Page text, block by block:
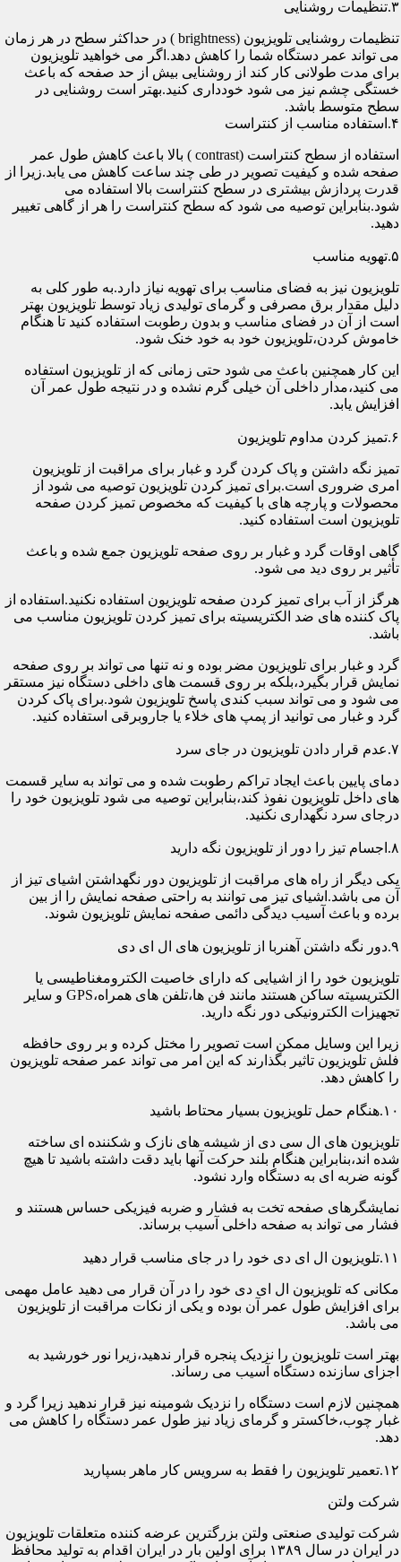
۳.تنظیمات روشنایی
تنظیمات روشنایی تلویزیون (brightness ) در حداکثر سطح در هر زمان
می تواند عمر دستگاه شما را کاهش دهد.اگر می خواهید تلویزیون
برای مدت طولانی کار کند از روشنایی بیش از حد صفحه که باعث
خستگی چشم نیز می شود خودداری کنید.بهتر است روشنایی در
سطح متوسط باشد.
۴.استفاده مناسب از کنتراست
استفاده از سطح کنتراست (contrast ) بالا باعث کاهش طول عمر
صفحه شده و کیفیت تصویر در طی چند ساعت کاهش می یابد.زیرا از
قدرت پردازش بیشتری در سطح کنتراست بالا استفاده می
شود.بنابراین توصیه می شود که سطح کنتراست را هر از گاهی تغییر
دهید.
۵.تهویه مناسب
تلویزیون نیز به فضای مناسب برای تهویه نیاز دارد.به طور کلی به
دلیل مقدار برق مصرفی و گرمای تولیدی زیاد توسط تلویزیون بهتر
است از آن در فضای مناسب و بدون رطوبت استفاده کنید تا هنگام
خاموش کردن،تلویزیون خود به خود خنک شود.
این کار همچنین باعث می شود حتی زمانی که از تلویزیون استفاده
می کنید،مدار داخلی آن خیلی گرم نشده و در نتیجه طول عمر آن
افزایش یابد.
۶.تمیز کردن مداوم تلویزیون
تمیز نگه داشتن و پاک کردن گرد و غبار برای مراقبت از تلویزیون
امری ضروری است.برای تمیز کردن تلویزیون توصیه می شود از
محصولات و پارچه های با کیفیت که مخصوص تمیز کردن صفحه
تلویزیون است استفاده کنید.
گاهی اوقات گرد و غبار بر روی صفحه تلویزیون جمع شده و باعث
تأثیر بر روی دید می شود.
هرگز از آب برای تمیز کردن صفحه تلویزیون استفاده نکنید.استفاده از
پاک کننده های ضد الکتریسیته برای تمیز کردن تلویزیون مناسب می
باشد.
گرد و غبار برای تلویزیون مضر بوده و نه تنها می تواند بر روی صفحه
نمایش قرار بگیرد،بلکه بر روی قسمت های داخلی دستگاه نیز مستقر
می شود و می تواند سبب کندی پاسخ تلویزیون شود.برای پاک کردن
گرد و غبار می توانید از پمپ های خلاء یا جاروبرقی استفاده کنید.
۷.عدم قرار دادن تلویزیون در جای سرد
دمای پایین باعث ایجاد تراکم رطوبت شده و می تواند به سایر قسمت
های داخل تلویزیون نفوذ کند،بنابراین توصیه می شود تلویزیون خود را
درجای سرد نگهداری نکنید.
۸.اجسام تیز را دور از تلویزیون نگه دارید
یکی دیگر از راه های مراقبت از تلویزیون دور نگهداشتن اشیای تیز از
آن می باشد.اشیای تیز می توانند به راحتی صفحه نمایش را از بین
برده و باعث آسیب دیدگی دائمی صفحه نمایش تلویزیون شوند.
۹.دور نگه داشتن آهنربا از تلویزیون های ال ای دی
تلویزیون خود را از اشیایی که دارای خاصیت الکترومغناطیسی یا
الکتریسیته ساکن هستند مانند فن ها،تلفن های همراه،GPS و سایر
تجهیزات الکترونیکی دور نگه دارید.
زیرا این وسایل ممکن است تصویر را مختل کرده و بر روی حافظه
فلش تلویزیون تاثیر بگذارند که این امر می تواند عمر صفحه تلویزیون
را کاهش دهد.
۱۰.هنگام حمل تلویزیون بسیار محتاط باشید
تلویزیون های ال سی دی از شیشه های نازک و شکننده ای ساخته
شده اند،بنابراین هنگام بلند حرکت آنها باید دقت داشته باشید تا هیچ
گونه ضربه ای به دستگاه وارد نشود.
نمایشگرهای صفحه تخت به فشار و ضربه فیزیکی حساس هستند و
فشار می تواند به صفحه داخلی آسیب برساند.
۱۱.تلویزیون ال ای دی خود را در جای مناسب قرار دهید
مکانی که تلویزیون ال ای دی خود را در آن قرار می دهید عامل مهمی
برای افزایش طول عمر آن بوده و یکی از نکات مراقبت از تلویزیون
می باشد.
بهتر است تلویزیون را نزدیک پنجره قرار ندهید،زیرا نور خورشید به
اجزای سازنده دستگاه آسیب می رساند.
همچنین لازم است دستگاه را نزدیک شومینه نیز قرار ندهید زیرا گرد و
غبار چوب،خاکستر و گرمای زیاد نیز طول عمر دستگاه را کاهش می
دهد.
۱۲.تعمیر تلویزیون را فقط به سرویس کار ماهر بسپارید
شرکت ولتن
شرکت تولیدی صنعتی ولتن بزرگترین عرضه کننده متعلقات تلویزیون
در ایران در سال ۱۳۸۹ برای اولین بار در ایران اقدام به تولید محافظ